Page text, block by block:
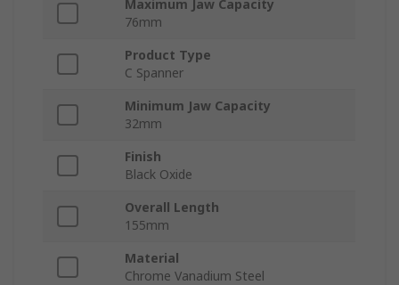
Maximum Jaw Capacity
76mm
Product Type
C Spanner
Minimum Jaw Capacity
32mm
Finish
Black Oxide
Overall Length
155mm
Material
Chrome Vanadium Steel